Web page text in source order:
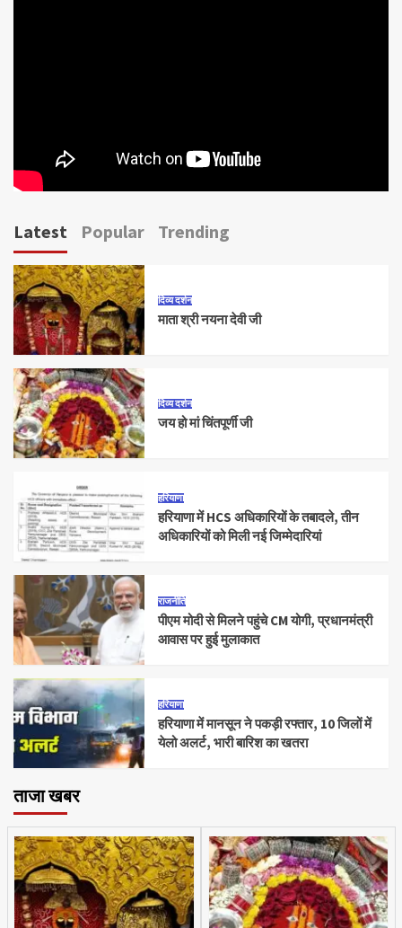
Latest Popular Trending
दिव्य दर्शन
माता श्री नयना देवी जी
दिव्य दर्शन
जय हो मां चिंतपूर्णी जी
हरियाणा
हरियाणा में HCS अधिकारियों के तबादले, तीन
अधिकारियों को मिली नई जिम्मेदारियां
राजनीति
पीएम मोदी से मिलने पहुंचे CM योगी, प्रधानमंत्री
आवास पर हुई मुलाकात
हरियाणा
हरियाणा में मानसून ने पकड़ी रफ्तार, 10 जिलों में
येलो अलर्ट, भारी बारिश का खतरा
ताजा खबर